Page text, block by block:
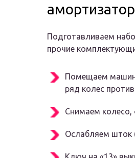
Подготавливаем
прочие
Помещаем
ряд колес
Снимаем колесо,
Ослабляем шток